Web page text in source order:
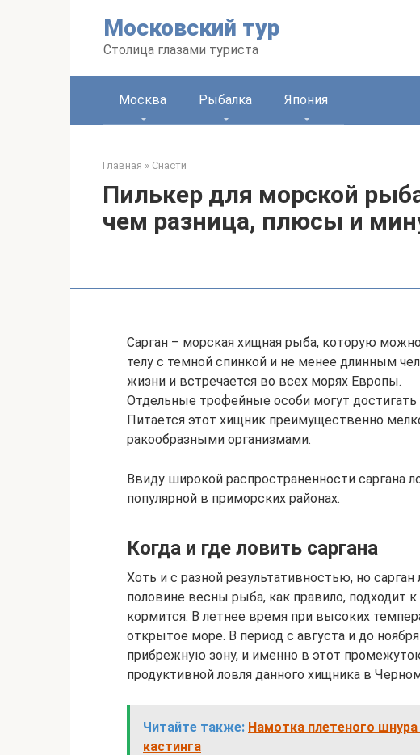
Московский тур
Столица глазами туриста
Москва Рыбалка Япония
Главная » Снасти
Пилькер для морской
чем разница, плюсы и
Сарган – морская хищная рыба, которую
телу с темной спинкой и не менее длинным
жизни и встречается во всех морях Европы.
Отдельные трофейные особи могут
Питается этот хищник преимущественно
ракообразными организмами.
Ввиду широкой распространенности саргана
популярной в приморских районах.
Когда и где ловить саргана
Хоть и с разной результативностью, но сарган
половине весны рыба, как правило, подходит
кормится. В летнее время при высоких
открытое море. В период с августа и до
прибрежную зону, и именно в этот
продуктивной ловля данного хищника в
Читайте также: Намотка плетеного
кастинга